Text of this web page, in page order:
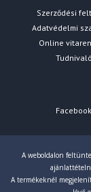
Szerződési
Adatvédelmi
Online
Facebook
A weboldalon
A termékeknél